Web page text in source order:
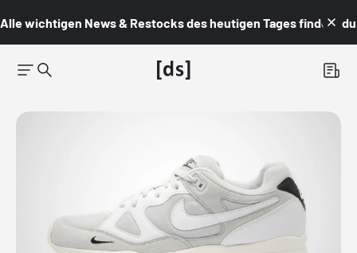
Alle wichtigen News & Restocks des heutigen Tages findest du